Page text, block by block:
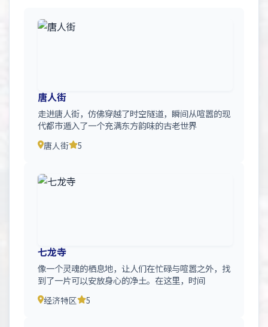
唐人街
走进唐人街，仿佛穿越了时空隧道，瞬间从喧嚣的现
代都市遁入了一个充满东方韵味的古老世界
唐人街 5
七龙寺
像一个灵魂的栖息地，让人们在忙碌与喧嚣之外，找
到了一片可以安放身心的净土。在这里，时间
经济特区 5